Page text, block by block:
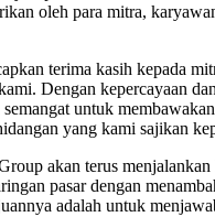
oleh para mitra,
terima kasih kepada
Dengan kepercayaan
untuk
yang kami sajikan
akan terus
pasar dengan
adalah untuk